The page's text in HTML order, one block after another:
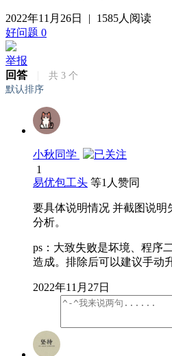
2022年11月26日 |
1585人阅读
好问题 0
举报
回答
共 3 个
默认排序
小秋同学
1
易优包工头 等1人赞同
要具体说明情况 并截图说明
分析。
ps：大致失败是坏境、程序
造成。排除后可以建议手动
2022年11月27日